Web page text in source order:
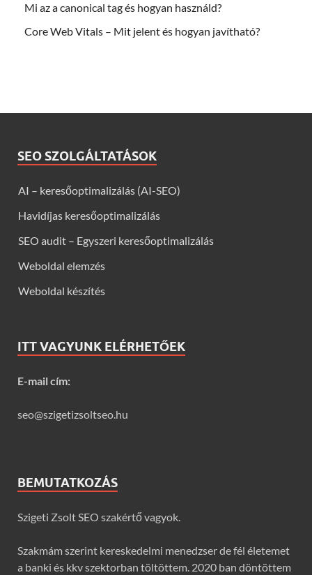
Mi az a canonical tag és hogyan használd?
Core Web Vitals – Mit jelent és hogyan javítható?
SEO SZOLGÁLTATÁSOK
AI – keresőoptimalizálás (AI-SEO)
Havidíjas keresőoptimalizálás
SEO audit – Egyszeri keresőoptimalizálás
Weboldal elemzés
Weboldal készítés
ITT VAGYUNK ELÉRHETŐEK
E-mail cím:
seo@szigetizsoltseo.hu
BEMUTATKOZÁS
Szigeti Zsolt SEO szakértő vagyok.
Szakmám szerint kereskedelmi menedzser de fél életemet
a banki és kkv szektorban töltöttem. 2020 ban döntöttem